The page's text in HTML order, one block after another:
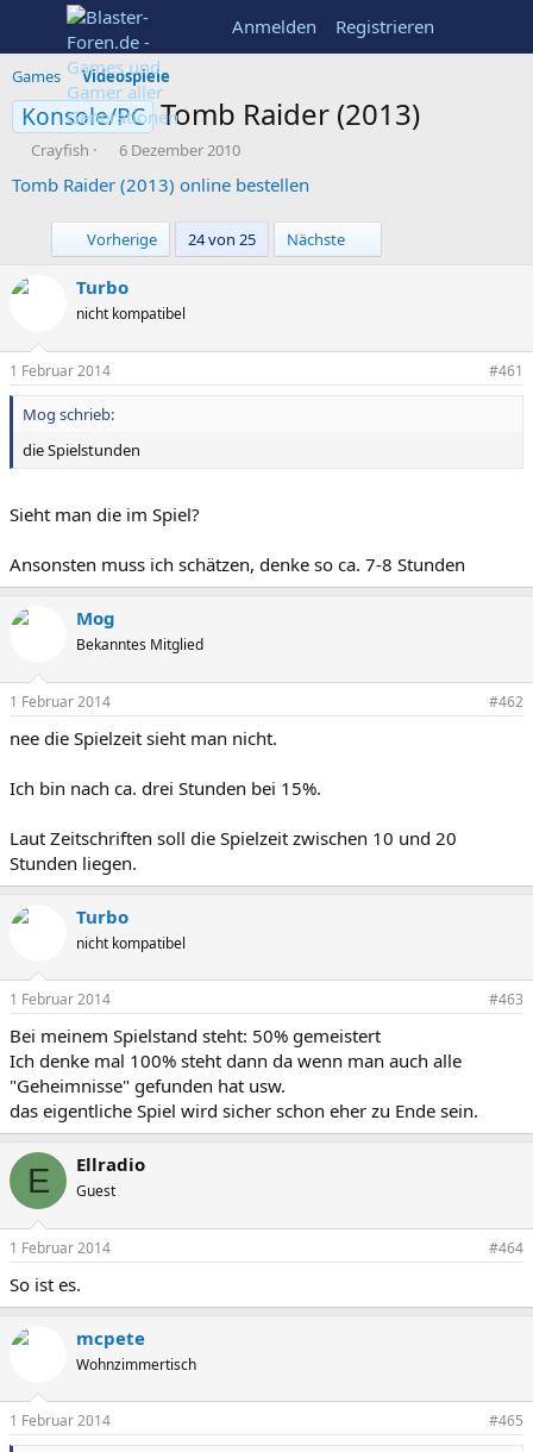
Anmelden Registrieren
Games Videospiele
Konsole/PC Tomb Raider (2013)
E
s
Crayfish
E
s
e
l
t
a
6 Dezember 2010
Tomb Raider (2013) online bestellen
Vorherige 24 von 25 Nächste
Turbo
nicht kompatibel
1 Februar 2014 #461
Mog schrieb:
die Spielstunden
Sieht man die im Spiel?
Ansonsten muss ich schätzen, denke so ca. 7-8 Stunden
Mog
Bekanntes Mitglied
1 Februar 2014 #462
nee die Spielzeit sieht man nicht.
Ich bin nach ca. drei Stunden bei 15%.
Laut Zeitschriften soll die Spielzeit zwischen 10 und 20
Stunden liegen.
Turbo
nicht kompatibel
1 Februar 2014 #463
Bei meinem Spielstand steht: 50% gemeistert
Ich denke mal 100% steht dann da wenn man auch alle
"Geheimnisse" gefunden hat usw.
das eigentliche Spiel wird sicher schon eher zu Ende sein.
E Ellradio
Guest
1 Februar 2014 #464
So ist es.
mcpete
Wohnzimmertisch
1 Februar 2014 #465